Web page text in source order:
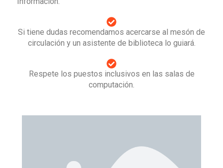
Si tiene dudas recomendamos acercarse al mesón de
circulación y un asistente de biblioteca lo guiará.
Respete los puestos inclusivos en las salas de
computación.